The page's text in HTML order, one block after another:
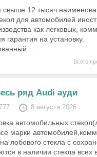
12 тысяч
для автомобилей
как легковых,
гарантия на установку.
Всего
ряд Audi ауди
8 августа 2026
автомобильных
марки
лобового стекла с
в наличии стекла всех